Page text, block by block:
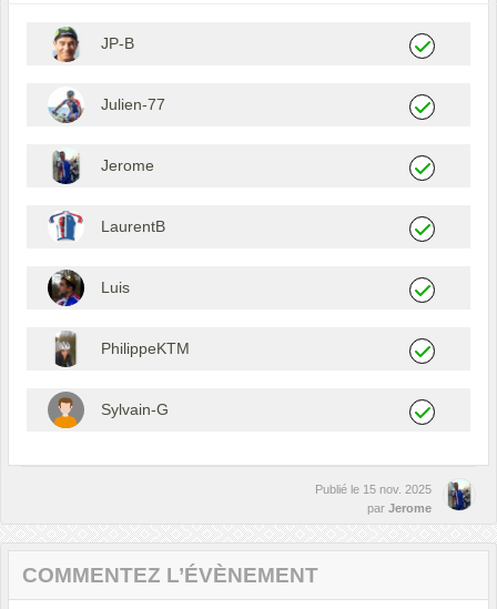
JP-B
Julien-77
Jerome
LaurentB
Luis
PhilippeKTM
Sylvain-G
Publié le 15 nov. 2025
par Jerome
COMMENTEZ L’ÉVÈNEMENT